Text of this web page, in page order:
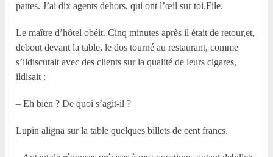
pattes. J’ai dix agents dehors, qui ont l’œil sur toi.File.
Le maître d’hôtel obéit. Cinq minutes après il était de retour,et,
debout devant la table, le dos tourné au restaurant, comme
s’ildiscutait avec des clients sur la qualité de leurs cigares,
ildisait :
– Eh bien ? De quoi s’agit-il ?
Lupin aligna sur la table quelques billets de cent francs.